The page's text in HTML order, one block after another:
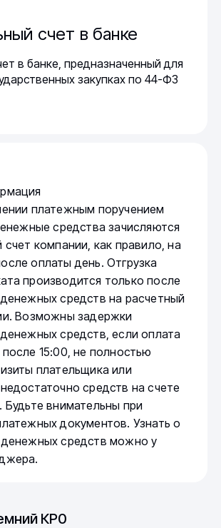
счет в банке
в банке, предназначенный для
закупках по 44-ФЗ
платежным поручением
средства зачисляются
счет компании, как правило, на
оплаты день. Отгрузка
производится только после
средств на расчетный
Возможны задержки
средств, если оплата
15:00, не полностью
плательщика или
средств на счете
Будьте внимательны при
документов. Узнать о
денежных средств можно у
КР0